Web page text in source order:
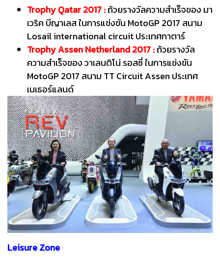
Trophy Qatar 2017 :ถ้วยรางวัลความสำเร็จของ มา
เวริค บีญาเลส ในการแข่งขัน MotoGP 2017 สนาม
Losail international circuit ประเทศกาตาร์
Trophy Assen Netherland 2017 :ถ้วยรางวัล
ความสำเร็จของ วาเลนติโน่ รอสซี่ ในการแข่งขัน
MotoGP 2017 สนาม TT Circuit Assen ประเทศ
เนเธอร์แลนด์
Leisure Zone